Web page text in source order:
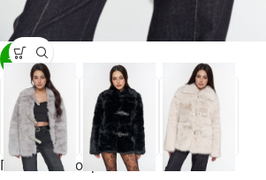
-13%
Γούνα Με Λουράκια